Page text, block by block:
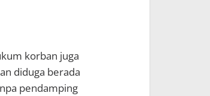
korban juga
diduga berada
pendamping